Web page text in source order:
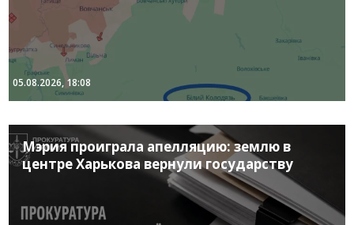
05.08.2026, 18:08
Мэрия проиграла апелляцию: землю в
центре Харькова вернули государству